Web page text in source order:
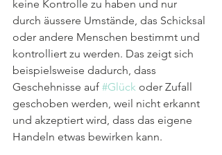
keine Kontrolle zu haben und nur
durch äussere Umstände, das Schicksal
oder andere Menschen bestimmt und
kontrolliert zu werden. Das zeigt sich
beispielsweise dadurch, dass
Geschehnisse auf #Glück oder Zufall
geschoben werden, weil nicht erkannt
und akzeptiert wird, dass das eigene
Handeln etwas bewirken kann.